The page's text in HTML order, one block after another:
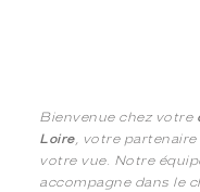
Bienvenue chez votre
Loire, votre
votre vue. Notre
accompagne dans le